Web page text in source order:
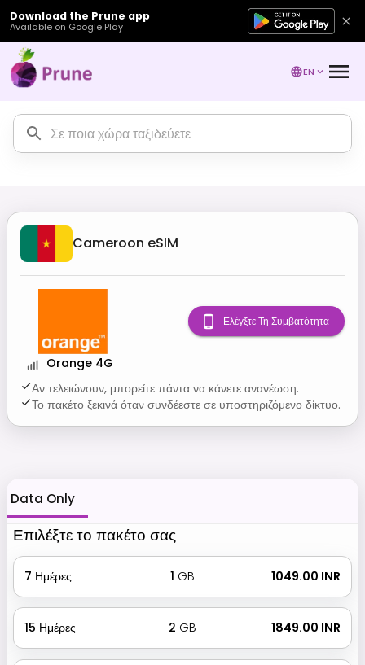
Download the Prune app
Available on Google Play
EN
Cameroon eSIM
Orange 4G
Αν τελειώνουν, μπορείτε πάντα να κάνετε ανανέωση.
Το πακέτο ξεκινά όταν συνδέεστε σε υποστηριζόμενο δίκτυο.
Ελέγξτε Τη Συμβατότητα
Data Only
Επιλέξτε το πακέτο σας
7 Ημέρες 1 GB ₹ 1049.00 INR
15 Ημέρες 2 GB ₹ 1849.00 INR